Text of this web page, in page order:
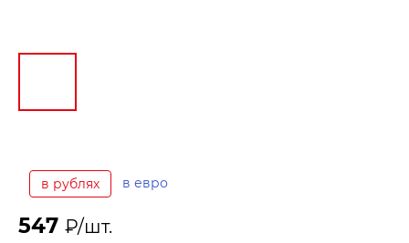
в рублях в евро
547₽/шт.